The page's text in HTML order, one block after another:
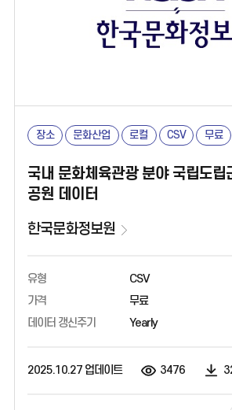
장소 문화산업 로컬 CSV 무료
국내 문화체육관광 분야 국립도립
공원 데이터
한국문화정보원
유형
CSV
가격
무료
데이터 갱신주기
Yearly
2025.10.27 업데이트 3476